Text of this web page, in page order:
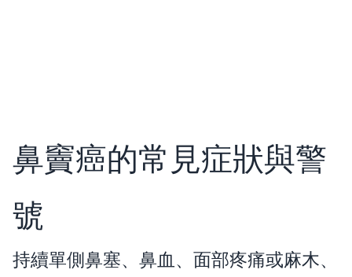
鼻竇癌的常見症狀與警
號
持續單側鼻塞、鼻血、面部疼痛或麻木、